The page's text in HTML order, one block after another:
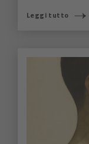
Leggi tutto